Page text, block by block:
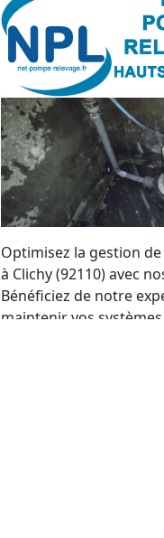
Optimisez la gestion de
à Clichy (92110) avec
Bénéficiez de notre
maintenir vos